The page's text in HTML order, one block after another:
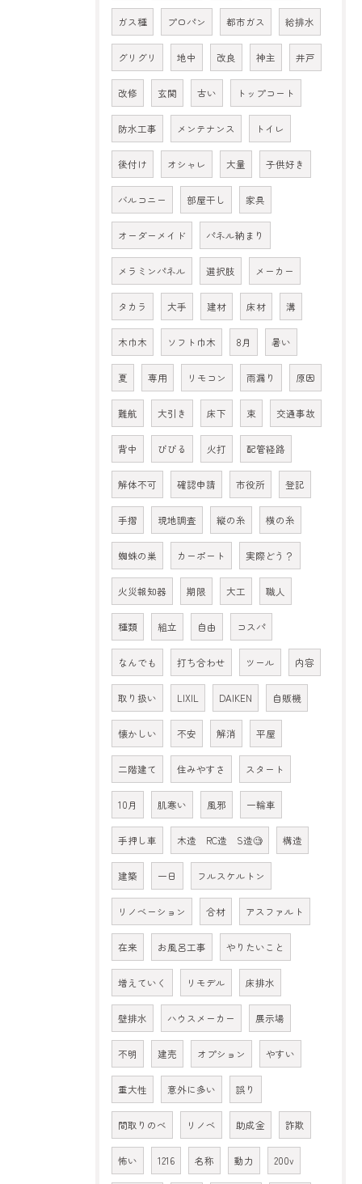
ガス種 プロパン 都市ガス 給排水
グリグリ 地中 改良 神主 井戸
改修 玄関 古い トップコート
防水工事 メンテナンス トイレ
後付け オシャレ 大量 子供好き
バルコニー 部屋干し 家具
オーダーメイド パネル納まり
メラミンパネル 選択肢 メーカー
タカラ 大手 建材 床材 溝
木巾木 ソフト巾木 8月 暑い
夏 専用 リモコン 雨漏り 原因
難航 大引き 床下 束 交通事故
背中 びびる 火打 配管経路
解体不可 確認申請 市役所 登記
手摺 現地調査 縦の糸 横の糸
蜘蛛の巣 カーポート 実際どう？
火災報知器 期限 大工 職人
種類 組立 自由 コスパ
なんでも 打ち合わせ ツール 内容
取り扱い LIXIL DAIKEN 自販機
懐かしい 不安 解消 平屋
二階建て 住みやすさ スタート
10月 肌寒い 風邪 一輪車
手押し車 木造 RC造 S造🧐 構造
建築 一日 フルスケルトン
リノベーション 合材 アスファルト
在来 お風呂工事 やりたいこと
増えていく リモデル 床排水
壁排水 ハウスメーカー 展示場
不明 建売 オプション やすい
重大性 意外に多い 誤り
間取りのべ リノベ 助成金 詐欺
怖い 1216 名称 動力 200v